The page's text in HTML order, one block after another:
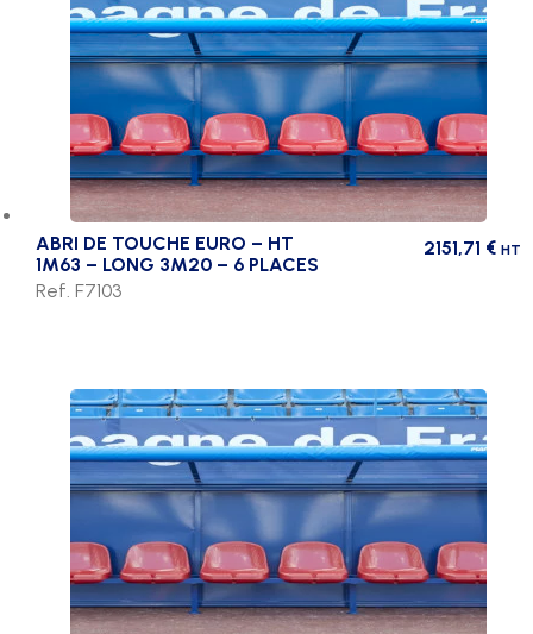
ABRI DE TOUCHE EURO – HT
1M63 – LONG 3M20 – 6 PLACES
2151,71 € HT
Ref. F7103